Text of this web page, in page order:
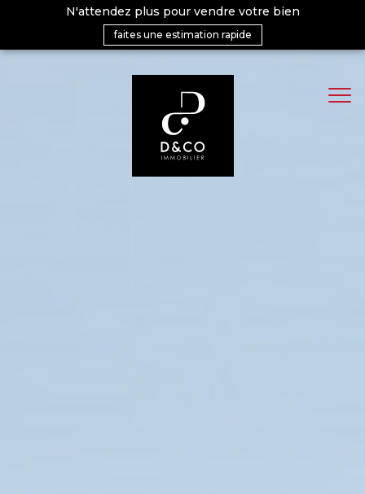
N'attendez plus pour vendre votre bien
faites une estimation rapide